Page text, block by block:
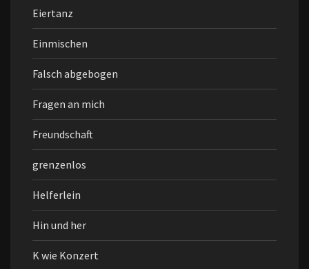
Eiertanz
Einmischen
Falsch abgebogen
Fragen an mich
Freundschaft
grenzenlos
Helferlein
Hin und her
K wie Konzert